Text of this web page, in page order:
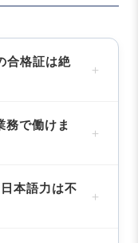
合格証は絶
＋
務で働けま
＋
本語力は不
＋